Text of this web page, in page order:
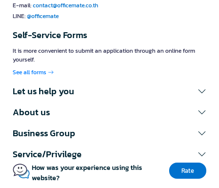
E-mail:contact@officemate.co.th
LINE:@officemate
Self-Service Forms
It is more convenient to submit an application through an online form
yourself.
See all forms
Let us help you
About us
Business Group
Service/Privilege
How was your experience using this
website?
Rate